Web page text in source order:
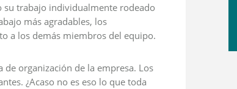
su trabajo individualmente rodeado
más agradables, los
a los demás miembros del equipo.
organización de la empresa. Los
¿Acaso no es eso lo que toda